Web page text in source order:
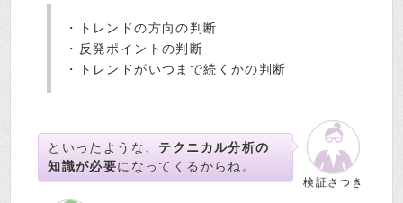
・トレンドの方向の判断
・反発ポイントの判断
・トレンドがいつまで続くかの判断
検証さつき
といったような、 テクニカル分析の
知識が必要になってくるからね。